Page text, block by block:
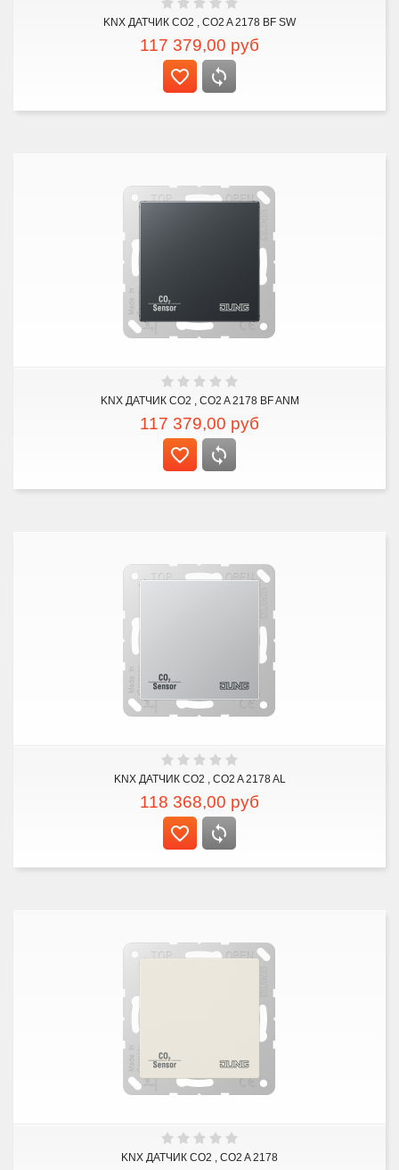
KNX ДАТЧИК CO2 , CO2 A 2178 BF SW
117 379,00 руб
KNX ДАТЧИК CO2 , CO2 A 2178 BF ANM
117 379,00 руб
KNX ДАТЧИК CO2 , CO2 A 2178 AL
118 368,00 руб
KNX ДАТЧИК CO2 , CO2 A 2178